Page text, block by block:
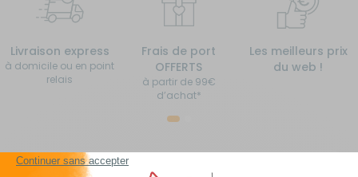
Livraison express
à domicile ou en point
relais
Frais de port
OFFERTS
à partir de 99€
d’achat*
Les meilleurs prix
du web !